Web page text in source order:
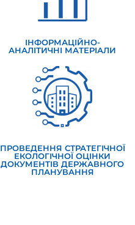
ІНФОРМАЦІЙНО-
АНАЛІТИЧНІ МАТЕРІАЛИ
ПРОВЕДЕННЯ СТРАТЕГІЧНОЇ
ЕКОЛОГІЧНОЇ ОЦІНКИ
ДОКУМЕНТІВ ДЕРЖАВНОГО
ПЛАНУВАННЯ